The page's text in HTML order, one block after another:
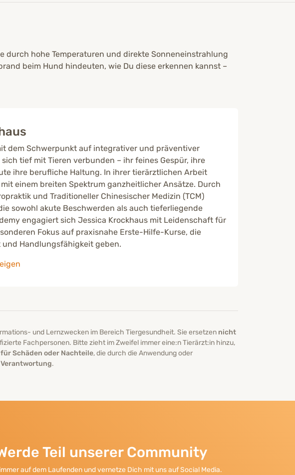
durch hohe Temperaturen und direkte Sonneneinstrahlung
beim Hund hindeuten, wie Du diese erkennen kannst –
dem Schwerpunkt auf integrativer und präventiver
tief mit Tieren verbunden – ihr feines Gespür, ihre
ihre berufliche Haltung. In ihrer tierärztlichen Arbeit
einem breiten Spektrum ganzheitlicher Ansätze. Durch
und Traditioneller Chinesischer Medizin (TCM)
sowohl akute Beschwerden als auch tieferliegende
engagiert sich Jessica Krockhaus mit Leidenschaft für
Fokus auf praxisnahe Erste-Hilfe-Kurse, die
Handlungsfähigkeit geben.
und Lernzwecken im Bereich Tiergesundheit. Sie ersetzen nicht
Fachpersonen. Bitte zieht im Zweifel immer eine:n Tierärzt:in hinzu,
Schäden oder Nachteile, die durch die Anwendung oder
.
Teil unserer Community
auf dem Laufenden und vernetze Dich mit uns auf Social Media.